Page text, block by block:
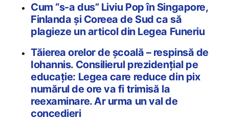
Cum “s-a dus” Liviu Pop în Singapore,
Finlanda și Coreea de Sud ca să
plagieze un articol din Legea Funeriu
Tăierea orelor de școală – respinsă de
Iohannis. Consilierul prezidențial pe
educație: Legea care reduce din pix
numărul de ore va fi trimisă la
reexaminare. Ar urma un val de
concedieri